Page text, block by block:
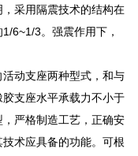
采用隔震技术的结构在
6~1/3。强震作用下，
动支座两种型式，和与
支座水平承载力不小于
严格制造工艺，正确安
术应具备的功能。可根